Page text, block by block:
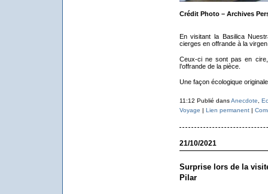
Crédit Photo – Archives
En visitant la Basilica
cierges en offrande à la virgen
Ceux-ci ne sont pas en
l’offrande de la pièce.
Une façon écologique
11:12 Publié dansAnecdote
Voyage | Lien permanent|
21/10/2021
Surprise lors de la
Pilar